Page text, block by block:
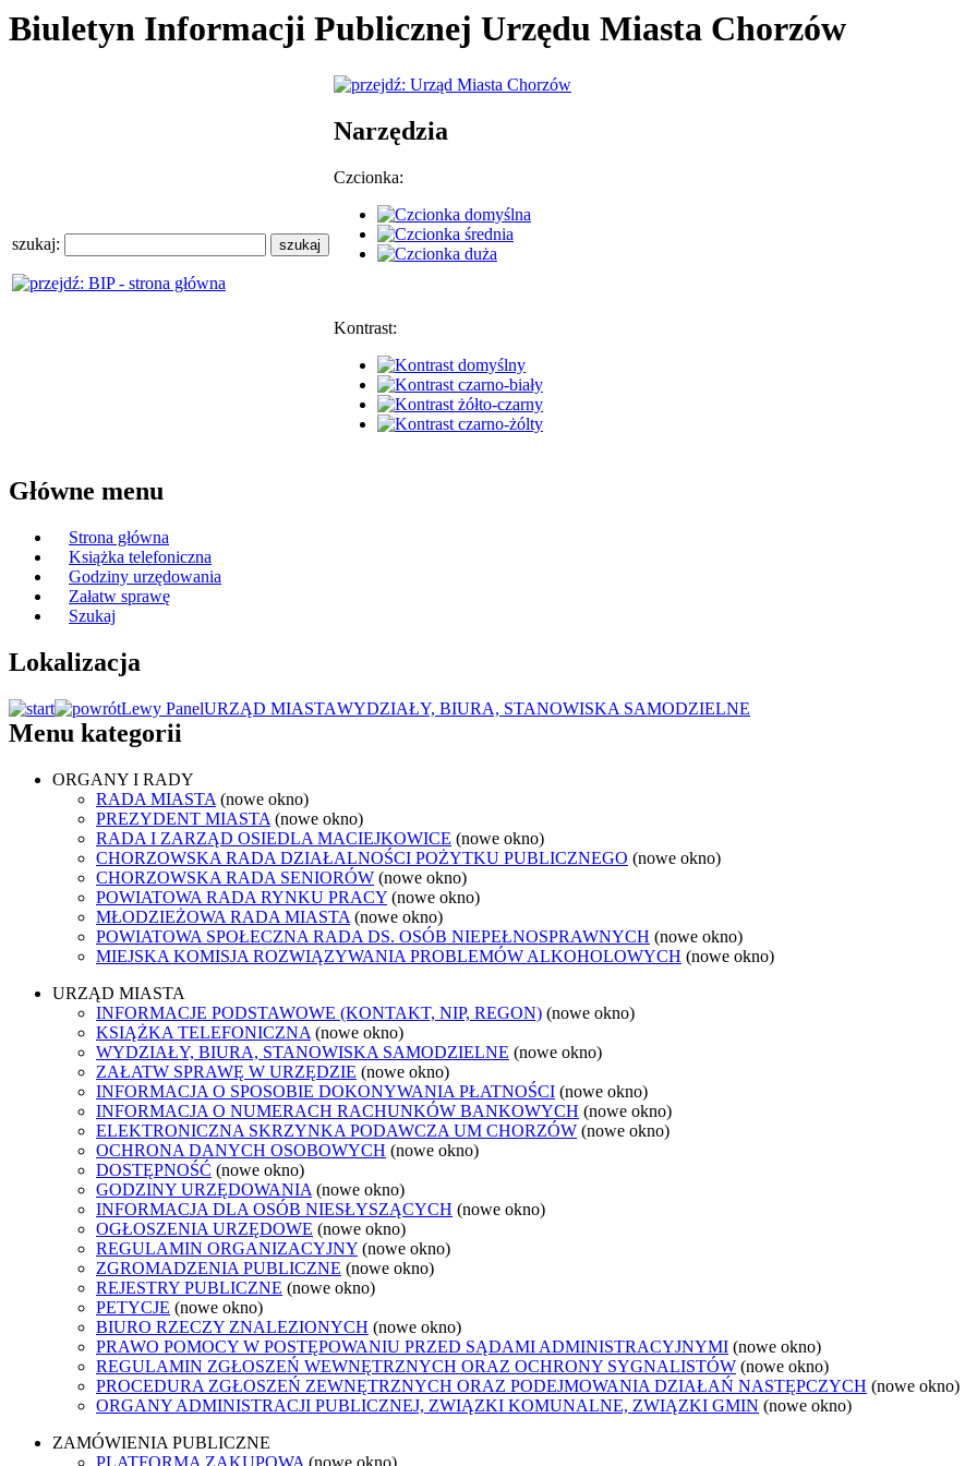
Biuletyn Informacji Publicznej Urzędu Miasta Chorzów
szukaj:
Narzędzia
Czcionka:
Kontrast:
Główne menu
Strona główna
Książka telefoniczna
Godziny urzędowania
Załatw sprawę
Szukaj
Lokalizacja
Lewy PanelURZĄD MIASTAWYDZIAŁY, BIURA, STANOWISKA SAMODZIELNE
Menu kategorii
ORGANY I RADY
RADA MIASTA (nowe okno)
PREZYDENT MIASTA (nowe okno)
RADA I ZARZĄD OSIEDLA MACIEJKOWICE (nowe okno)
CHORZOWSKA RADA DZIAŁALNOŚCI POŻYTKU PUBLICZNEGO (nowe okno)
CHORZOWSKA RADA SENIORÓW (nowe okno)
POWIATOWA RADA RYNKU PRACY (nowe okno)
MŁODZIEŻOWA RADA MIASTA (nowe okno)
POWIATOWA SPOŁECZNA RADA DS. OSÓB NIEPEŁNOSPRAWNYCH (nowe okno)
MIEJSKA KOMISJA ROZWIĄZYWANIA PROBLEMÓW ALKOHOLOWYCH (nowe okno)
URZĄD MIASTA
INFORMACJE PODSTAWOWE (KONTAKT, NIP, REGON) (nowe okno)
KSIĄŻKA TELEFONICZNA (nowe okno)
WYDZIAŁY, BIURA, STANOWISKA SAMODZIELNE (nowe okno)
ZAŁATW SPRAWĘ W URZĘDZIE (nowe okno)
INFORMACJA O SPOSOBIE DOKONYWANIA PŁATNOŚCI (nowe okno)
INFORMACJA O NUMERACH RACHUNKÓW BANKOWYCH (nowe okno)
ELEKTRONICZNA SKRZYNKA PODAWCZA UM CHORZÓW (nowe okno)
OCHRONA DANYCH OSOBOWYCH (nowe okno)
DOSTĘPNOŚĆ (nowe okno)
GODZINY URZĘDOWANIA (nowe okno)
INFORMACJA DLA OSÓB NIESŁYSZĄCYCH (nowe okno)
OGŁOSZENIA URZĘDOWE (nowe okno)
REGULAMIN ORGANIZACYJNY (nowe okno)
ZGROMADZENIA PUBLICZNE (nowe okno)
REJESTRY PUBLICZNE (nowe okno)
PETYCJE (nowe okno)
BIURO RZECZY ZNALEZIONYCH (nowe okno)
PRAWO POMOCY W POSTĘPOWANIU PRZED SĄDAMI ADMINISTRACYJNYMI (nowe okno)
REGULAMIN ZGŁOSZEŃ WEWNĘTRZNYCH ORAZ OCHRONY SYGNALISTÓW (nowe okno)
PROCEDURA ZGŁOSZEŃ ZEWNĘTRZNYCH ORAZ PODEJMOWANIA DZIAŁAŃ NASTĘPCZYCH (nowe okno)
ORGANY ADMINISTRACJI PUBLICZNEJ, ZWIĄZKI KOMUNALNE, ZWIĄZKI GMIN (nowe okno)
ZAMÓWIENIA PUBLICZNE
PLATFORMA ZAKUPOWA (nowe okno)